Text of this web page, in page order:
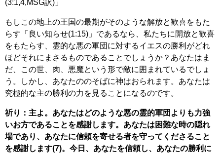
(3:1,4,MSG訳)」
もしこの地上の王国の最期がそのような解放と歓喜をもた
らす「良い知らせ(1:15)」であるなら、私たちに開放と歓喜
をもたらす、霊的な悪の軍団に対するイエスの勝利がどれ
ほどそれにまさるものであることでしょうか？あなたはま
だ、この世、肉、悪魔という形で敵に囲まれているでしょ
う。しかし、あなたののそばに神はおられます。あなたは
究極的な主の勝利の力を見ることになるのです。
祈り：主よ。あなたはどのような悪の霊的軍団よりも力強
いお方であることを感謝します。あなたは困難な時の隠れ
場であり、あなたに信頼を寄せる者を守ってくださること
を感謝します(7)。今日、あなたを信頼し、あなたの勝利に